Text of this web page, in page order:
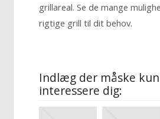
grillareal. Se de mange
rigtige grill til dit behov.
Indlæg der måske
interessere dig: